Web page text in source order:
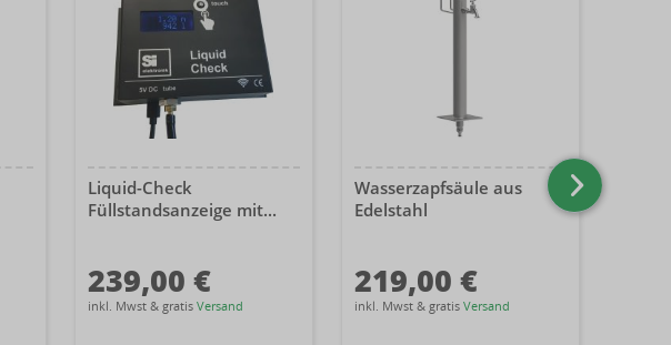
Liquid-Check
Füllstandsanzeige mit...
239,00 €
inkl. Mwst & gratis Versand
Wasserzapfsäule aus
Edelstahl
219,00 €
inkl. Mwst & gratis Versand